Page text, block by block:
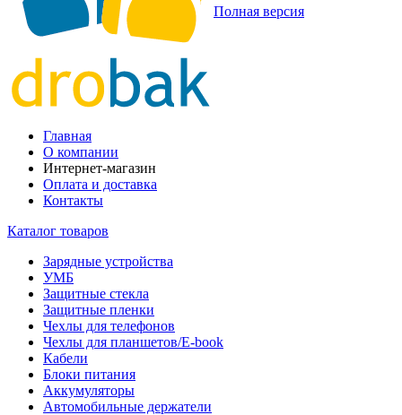
Полная версия
Главная
О компании
Интернет-магазин
Оплата и доставка
Контакты
Каталог товаров
Зарядные устройства
УМБ
Защитные стекла
Защитные пленки
Чехлы для телефонов
Чехлы для планшетов/E-book
Кабели
Блоки питания
Аккумуляторы
Автомобильные держатели